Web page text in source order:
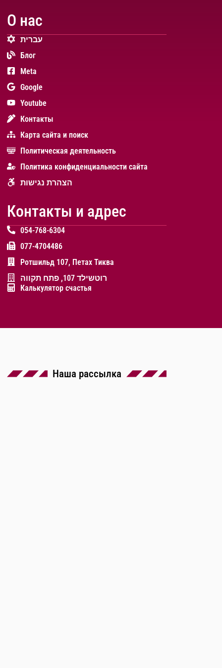
О нас
עברית
Блог
Meta
Google
Youtube
Контакты
Карта сайта и поиск
Политическая деятельность
Политика конфиденциальности сайта
הצהרת נגישות
Контакты и адрес
054-768-6304
077-4704486
Ротшильд 107, Петах Тиква
רוטשילד 107, פתח תקווה
Калькулятор счастья
Наша рассылка